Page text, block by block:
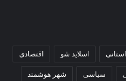
استانی اسلاید شو اقتصادی
سیاسی شهر هوشمند
تصویری تشییع پیکر